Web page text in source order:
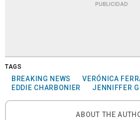
PUBLICIDAD
TAGS
BREAKING NEWS
VERÓNICA
EDDIE CHARBONIER
JENNIFFER
ABOUT THE